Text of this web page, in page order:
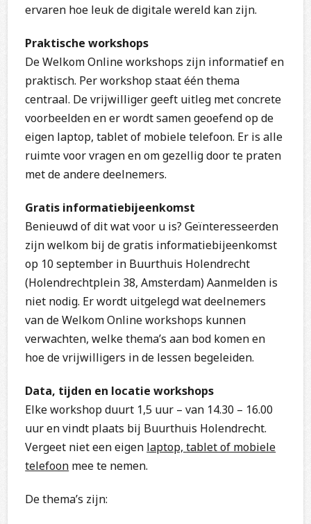
ervaren hoe leuk de digitale wereld kan zijn.
Praktische workshops
De Welkom Online workshops zijn informatief en
praktisch. Per workshop staat één thema
centraal. De vrijwilliger geeft uitleg met concrete
voorbeelden en er wordt samen geoefend op de
eigen laptop, tablet of mobiele telefoon. Er is alle
ruimte voor vragen en om gezellig door te praten
met de andere deelnemers.
Gratis informatiebijeenkomst
Benieuwd of dit wat voor u is? Geïnteresseerden
zijn welkom bij de gratis informatiebijeenkomst
op 10 september in Buurthuis Holendrecht
(Holendrechtplein 38, Amsterdam) Aanmelden is
niet nodig. Er wordt uitgelegd wat deelnemers
van de Welkom Online workshops kunnen
verwachten, welke thema’s aan bod komen en
hoe de vrijwilligers in de lessen begeleiden.
Data, tijden en locatie workshops
Elke workshop duurt 1,5 uur – van 14.30 – 16.00
uur en vindt plaats bij Buurthuis Holendrecht.
Vergeet niet een eigen laptop, tablet of mobiele
telefoon mee te nemen.
De thema’s zijn: